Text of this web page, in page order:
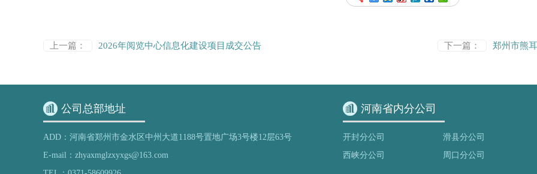
上一篇： 2026年阅览中心信息化建设项目成交公告 下一篇： 郑州市熊
公司总部地址
ADD：河南省郑州市金水区中州大道1188号置地广场3号楼12层63号
E-mail：zhyaxmglzxyxgs@163.com
河南省内分公司
开封分公司
滑县分公司
西峡分公司
周口分公司